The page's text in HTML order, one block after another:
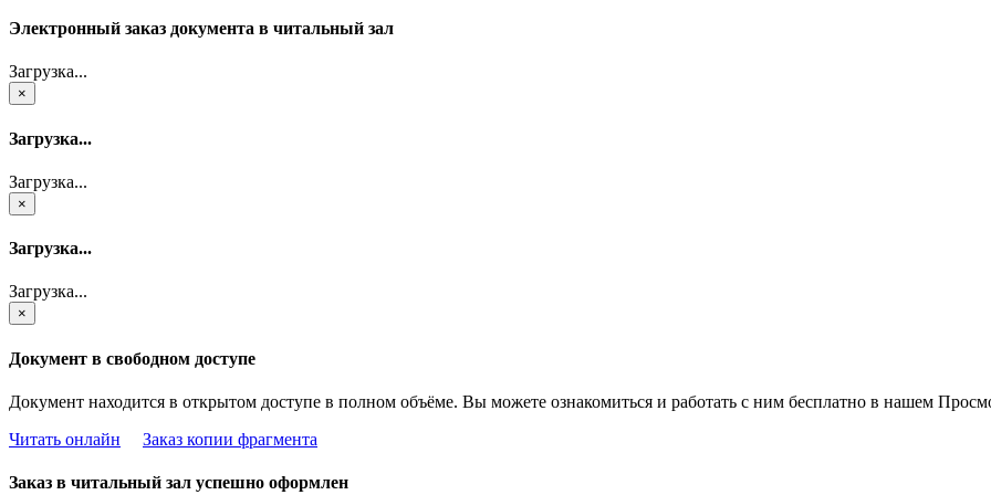
Электронный заказ документа в читальный зал
Загрузка...
×
Загрузка...
Загрузка...
×
Загрузка...
Загрузка...
×
Документ в свободном доступе
Документ находится в открытом доступе в полном объёме. Вы можете ознакомиться и работать с ним бесплатно в нашем
Читать онлайн
Заказ копии фрагмента
Заказ в читальный зал успешно оформлен